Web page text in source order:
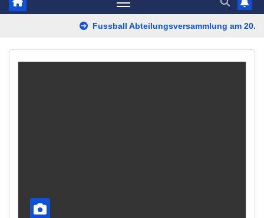
Fussball Abteilungsversammlung am 20.